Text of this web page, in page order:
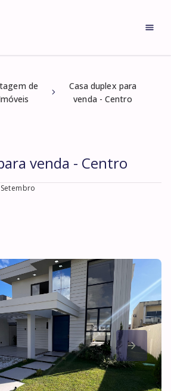
de
Casa duplex para
venda - Centro
venda - Centro